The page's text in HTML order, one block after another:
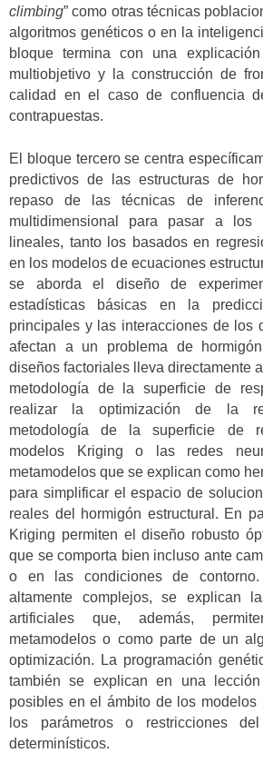
climbing” como otras técnicas
algoritmos genéticos o en la
bloque termina con una
multiobjetivo y la construcción de
calidad en el caso de confluencia
contrapuestas.
El bloque tercero se centra
predictivos de las estructuras de
repaso de las técnicas de
multidimensional para pasar a los
lineales, tanto los basados en
en los modelos de ecuaciones
se aborda el diseño de
estadísticas básicas en la
principales y las interacciones de los
afectan a un problema de
diseños factoriales lleva directamente
metodología de la superficie de
realizar la optimización de la
metodología de la superficie de
modelos Kriging o las redes
metamodelos que se explican como
para simplificar el espacio de
reales del hormigón estructural. En
Kriging permiten el diseño robusto
que se comporta bien incluso ante
o en las condiciones de
altamente complejos, se explican
artificiales que, además,
metamodelos o como parte de un
optimización. La programación
también se explican en una lección
posibles en el ámbito de los modelos
los parámetros o restricciones
determinísticos.